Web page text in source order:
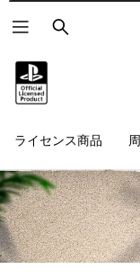
検
索
ライセンス商品